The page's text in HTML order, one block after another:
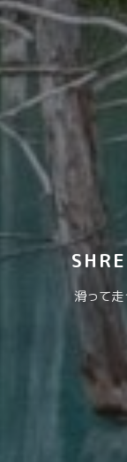
滑って走